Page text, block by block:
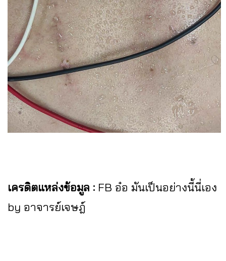
เครดิตแหล่งข้อมูล : FB อ๋อ มันเป็นอย่างนี้นี่เอง
by อาจารย์เจษฎ์